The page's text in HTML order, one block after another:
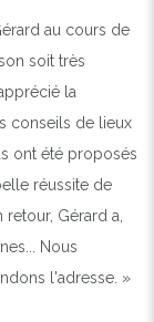
au cours de
soit très
la
conseils de lieux
ont été proposés
réussite de
Gérard a,
Nous
l'adresse. »